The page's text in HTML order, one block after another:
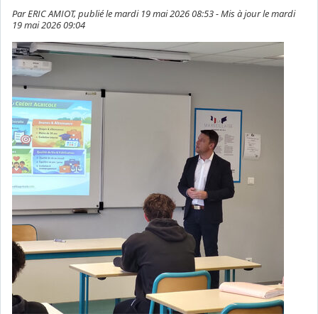
Par ERIC AMIOT, publié le mardi 19 mai 2026 08:53 - Mis à jour le mardi
19 mai 2026 09:04